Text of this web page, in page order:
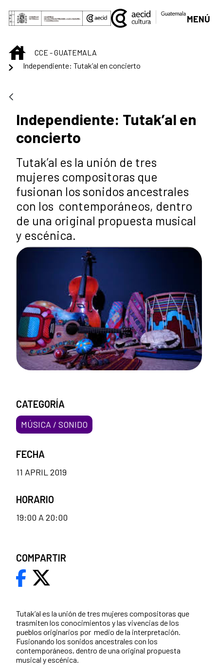
Skip to Main Content
MENÚ
INICIOCCE - GUATEMALA
Independiente: Tutak’al en concierto
Independiente: Tutak’al en
concierto
Tutak’al es la unión de tres
mujeres compositoras que
fusionan los sonidos ancestrales
con los contemporáneos, dentro
de una original propuesta musical
y escénica.
Tutak’al es la unión de tres mujeres compositoras que
trasmiten los conocimientos y las vivencias de los
pueblos originarios por medio de la interpretación.
Fusionando los sonidos ancestrales con los
contemporáneos, dentro de una original propuesta
musical y escénica.
CATEGORÍA
MÚSICA / SONIDO
FECHA
11 APRIL 2019
HORARIO
19:00 A 20:00
COMPARTIR